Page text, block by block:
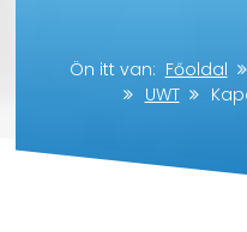
Ön itt van: Főoldal
UWT